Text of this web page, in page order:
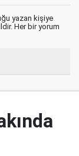
yazan kişiye
Her bir yorum